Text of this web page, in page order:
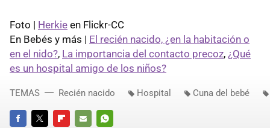
Foto | Herkie en Flickr-CC
En Bebés y más | El recién nacido, ¿en la habitación o
en el nido?, La importancia del contacto precoz, ¿Qué
es un hospital amigo de los niños?
TEMAS Recién nacido Hospital Cuna del bebé